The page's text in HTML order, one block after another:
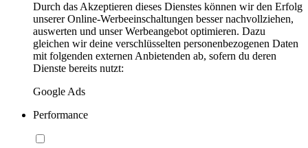
Durch das Akzeptieren dieses Dienstes können wir den Erfolg
unserer Online-Werbeeinschaltungen besser nachvollziehen,
auswerten und unser Werbeangebot optimieren. Dazu
gleichen wir deine verschlüsselten personenbezogenen Daten
mit folgenden externen Anbietenden ab, sofern du deren
Dienste bereits nutzt:
Google Ads
Performance